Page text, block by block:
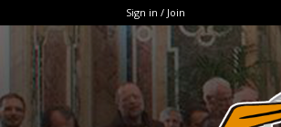
Sign in / Join